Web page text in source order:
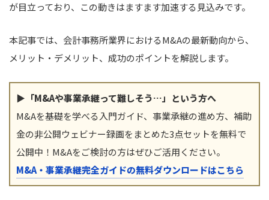
が目立っており、この動きはますます加速する見込みです。
本記事では、会計事務所業界におけるM&Aの最新動向から、
メリット・デメリット、成功のポイントを解説します。
▶「M&Aや事業承継って難しそう…」という方へ
M&Aを基礎を学べる入門ガイド、事業承継の進め方、補助
金の非公開ウェビナー録画をまとめた3点セットを無料で
公開中！M&Aをご検討の方はぜひご活用ください。
M&A・事業承継完全ガイドの無料ダウンロードはこちら